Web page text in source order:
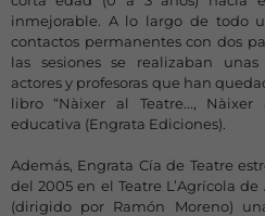
inmejorable. A lo largo de todo
contactos permanentes con dos
las sesiones se realizaban
actores y profesoras que han
libro “Nàixer al Teatre...,
educativa (Engrata Ediciones).
Además, Engrata Cía de Teatre
del 2005 en el Teatre L’Agrícola
(dirigido por Ramón Moreno)